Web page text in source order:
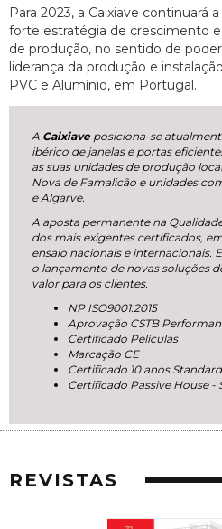
Para 2023, a Caixiave continuará
forte estratégia de crescimento
de produção, no sentido de
liderança da produção e
PVC e Alumínio, em Portugal.
A Caixiave posiciona-se
ibérico de janelas e portas
as suas unidades de produção
Nova de Famalicão e unidades
e Algarve.
A aposta permanente na
dos mais exigentes certificados,
ensaio nacionais e internacionais.
o lançamento de novas soluções
valor para os clientes.
NP ISO9001:2015
Aprovação CSTB
Certificado Películas
Marcação CE
Certificado 10 anos Standard
Certificado Passive House -
REVISTAS